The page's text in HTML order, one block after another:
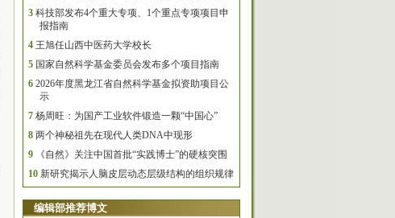
3 科技部发布4个重大专项、1个重点专项项目申
报指南
4 王旭任山西中医药大学校长
5 国家自然科学基金委员会发布多个项目指南
6 2026年度黑龙江省自然科学基金拟资助项目公
示
7 杨周旺：为国产工业软件锻造一颗“中国心”
8 两个神秘祖先在现代人类DNA中现形
9
《自然》关注中国首批“实践博士”的硬核突围
10 新研究揭示人脑皮层动态层级结构的组织规律
编辑部推荐博文